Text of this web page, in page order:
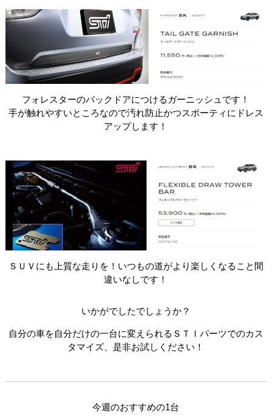
フォレスターのバックドアにつけるガーニッシュです！
手が触れやすいところなので汚れ防止かつスポーティにドレス
アップします！
ＳＵＶにも上質な走りを！いつもの道がより楽しくなること間
違いなしです！
いかがでしたでしょうか？
自分の車を自分だけの一台に変えられるＳＴＩパーツでのカス
タマイズ、是非お試しください！
今週のおすすめの1台